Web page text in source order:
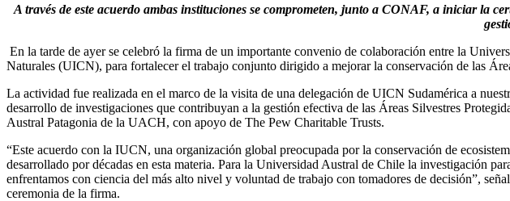
A través de este acuerdo ambas instituciones se comprometen, junto a CONAF, a iniciar la
En la tarde de ayer se celebró la firma de un importante convenio de colaboración entre la
Naturales (UICN), para fortalecer el trabajo conjunto dirigido a mejorar la conservación de las
La actividad fue realizada en el marco de la visita de una delegación de UICN Sudamérica a
desarrollo de investigaciones que contribuyan a la gestión efectiva de las Áreas Silvestres
Austral Patagonia de la UACH, con apoyo de The Pew Charitable Trusts.
“Este acuerdo con la IUCN, una organización global preocupada por la conservación de
desarrollado por décadas en esta materia. Para la Universidad Austral de Chile la investigación
enfrentamos con ciencia del más alto nivel y voluntad de trabajo con tomadores de decisión”,
ceremonia de la firma.